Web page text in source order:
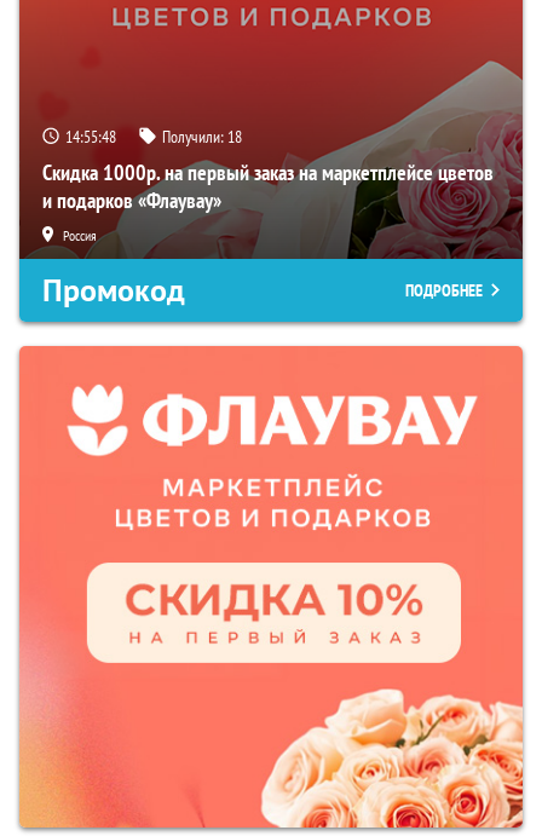
14:55:47 Получили: 18
Скидка 1000р. на первый заказ на маркетплейсе цветов
и подарков «Флаувау»
Россия
Промокод ПОДРОБНЕЕ